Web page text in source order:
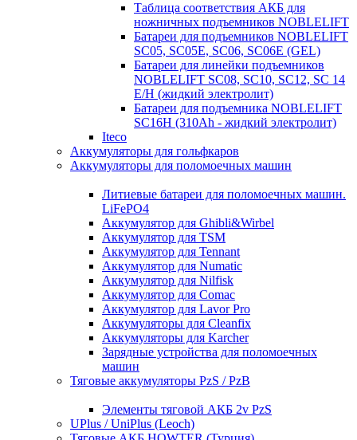
Таблица соответствия АКБ для
ножничных подъемников NOBLELIFT
Батареи для подъемников NOBLELIFT
SC05, SC05E, SC06, SC06E (GEL)
Батареи для линейки подъемников
NOBLELIFT SC08, SC10, SC12, SC 14
E/H (жидкий электролит)
Батареи для подъемника NOBLELIFT
SC16H (310Ah - жидкий электролит)
Iteco
Аккумуляторы для гольфкаров
Аккумуляторы для поломоечных машин
Литиевые батареи для поломоечных машин.
LiFePO4
Аккумулятор для Ghibli&Wirbel
Аккумулятор для TSM
Аккумулятор для Tennant
Аккумулятор для Numatic
Аккумулятор для Nilfisk
Аккумулятор для Comac
Аккумулятор для Lavor Pro
Аккумуляторы для Cleanfix
Аккумуляторы для Karcher
Зарядные устройства для поломоечных
машин
Тяговые аккумуляторы PzS / PzB
Элементы тяговой АКБ 2v PzS
UPlus / UniPlus (Leoch)